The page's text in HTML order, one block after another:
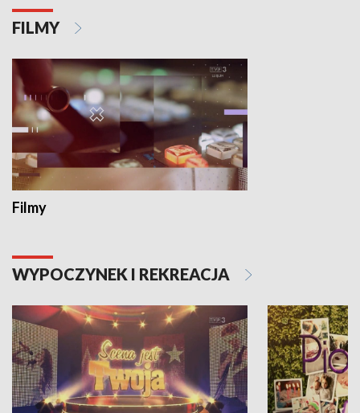
FILMY
Filmy
WYPOCZYNEK I REKREACJA